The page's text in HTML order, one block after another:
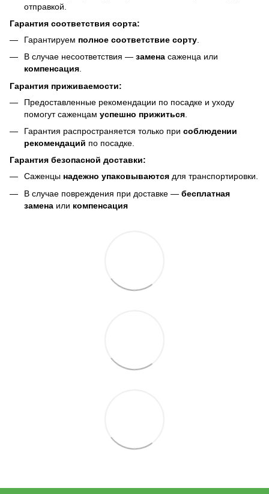
отправкой.
Гарантия соответствия сорта:
Гарантируем полное соответствие сорту
В случае несоответствия — замена саженца или
компенсация.
Гарантия приживаемости:
Предоставленные рекомендации по посадке и уходу
помогут саженцам успешно прижиться
Гарантия распространяется только при соблюдении
рекомендаций по посадке.
Гарантия безопасной доставки:
Саженцы надежно упаковываются для транспортировки.
В случае повреждения при доставке — бесплатная
замена или компенсация